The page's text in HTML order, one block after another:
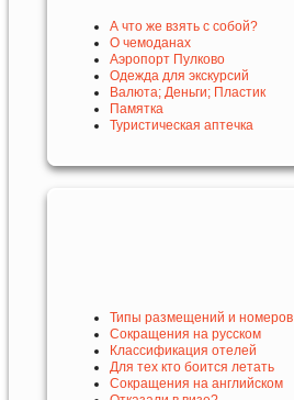
А что же взять с собой?
О чемоданах
Аэропорт Пулково
Одежда для экскурсий
Валюта; Деньги; Пластик
Памятка
Туристическая аптечка
Типы размещений и номеров
Сокращения на русском
Классификация отелей
Для тех кто боится летать
Сокращения на английском